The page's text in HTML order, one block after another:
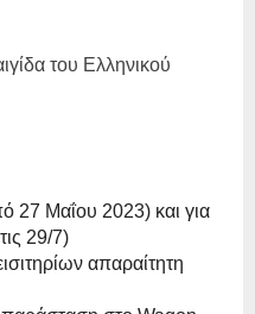
του Ελληνικού
27 Μαΐου 2023) και για
29/7)
απαραίτητη